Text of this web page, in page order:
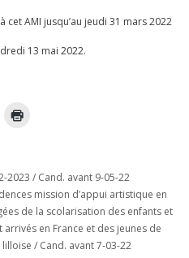
AMI jusqu’au jeudi 31 mars 2022
13 mai 2022.
/ Cand. avant 9-05-22
mission d’appui artistique en
de la scolarisation des enfants et
en France et des jeunes de
/ Cand. avant 7-03-22